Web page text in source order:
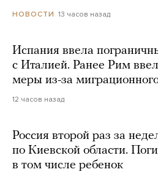
НОВОСТИ 13 часов назад
Испания ввела
с Италией. Ранее Рим
меры из-за
12 часов назад
Россия второй раз за
по Киевской области.
в том числе ребенок